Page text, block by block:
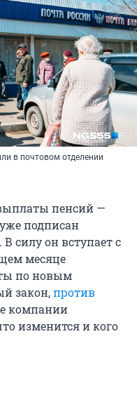
в почтовом отделении
пенсий —
подписан
. В силу он вступает с
месяце
по новым
закон,против
компании
изменится и кого